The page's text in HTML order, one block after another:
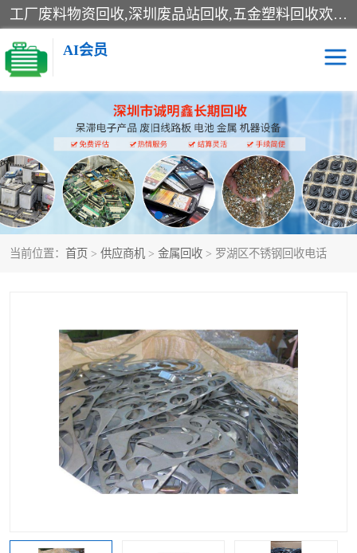
工厂废料物资回收,深圳废品站回收,五金塑料回收欢迎有金属、塑料、电子、电线、废旧设备、废铜、锡渣、线路板、镀银废料、废IC、电子零件、电子脚，等其他废旧物资的单位及个人联系洽谈。对提供息者我们可以提供优厚的业务提成（佣金）。
AI会员
当前位置： 首页 > 供应商机 > 金属回收 > 罗湖区不锈钢回收电话
线路板回收 电子回收
电子产品回收 电池回收
金属回收 机器设备回收